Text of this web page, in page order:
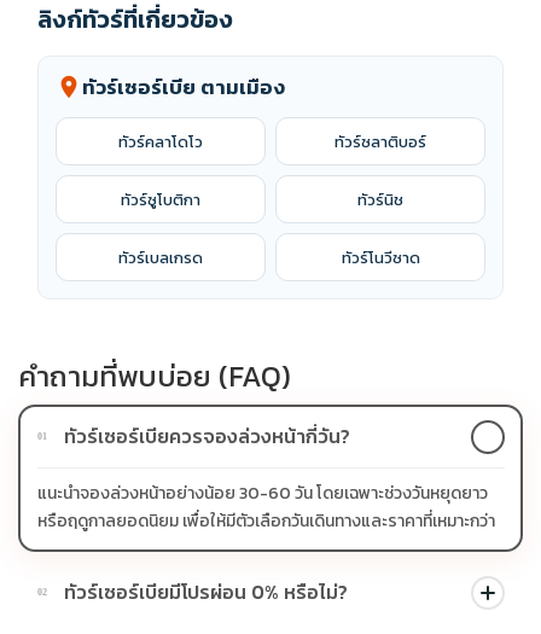
ลิงก์ทัวร์ที่เกี่ยวข้อง
location_on ทัวร์เซอร์เบีย ตามเมือง
ทัวร์คลาโดโว ทัวร์ซลาติบอร์
ทัวร์ซูโบติกา ทัวร์นิช
ทัวร์เบลเกรด ทัวร์โนวีซาด
คำถามที่พบบ่อย (FAQ)
01 ทัวร์เซอร์เบียควรจองล่วงหน้ากี่วัน?
แนะนำจองล่วงหน้าอย่างน้อย 30-60 วัน โดยเฉพาะช่วงวันหยุดยาว
หรือฤดูกาลยอดนิยม เพื่อให้มีตัวเลือกวันเดินทางและราคาที่เหมาะกว่า
02 ทัวร์เซอร์เบียมีโปรผ่อน 0% หรือไม่?